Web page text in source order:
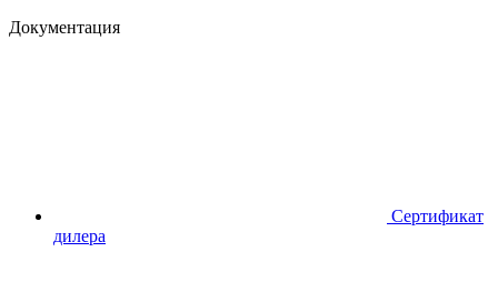
Документация
Сертификат
дилера